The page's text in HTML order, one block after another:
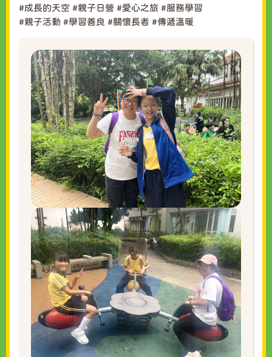
#成長的天空 #親子日營 #愛心之旅 #服務學習
#親子活動 #學習善良 #關懷長者 #傳遞溫暖